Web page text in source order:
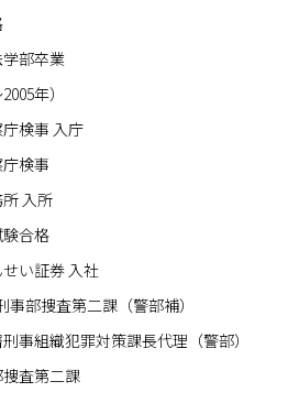
部卒業
年）
検事 入庁
検事
入所
合格
い証券 入社
事部捜査第二課（警部補）
事組織犯罪対策課長代理（警部）
査第二課